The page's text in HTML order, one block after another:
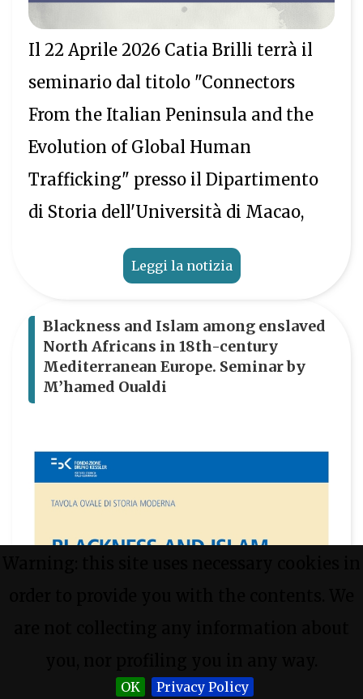
OK Privacy Policy
Il 22 Aprile 2026 Catia Brilli terrà il
seminario dal titolo "Connectors
From the Italian Peninsula and the
Evolution of Global Human
Trafficking" presso il Dipartimento
di Storia dell'Università di Macao,
Leggi la notizia
Blackness and Islam among enslaved
North Africans in 18th-century
Mediterranean Europe. Seminar by
M’hamed Oualdi